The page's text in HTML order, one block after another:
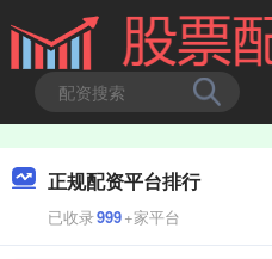
正规配资平台排行
已收录999+家平台